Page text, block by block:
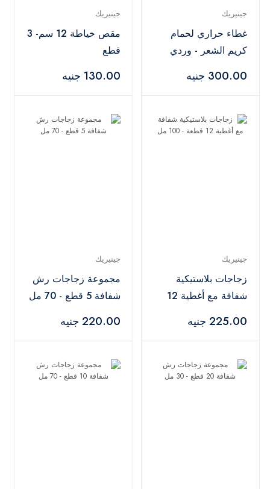
جينيريك
غطاء حراري لحمام
كريم الشعر - وردي
300.00 جنيه
جينيريك
مقص خياطة 12 سم- 3
قطع
130.00 جنيه
جينيريك
زجاجات بلاستيكية
شفافة مع أغطية 12
225.00 جنيه
جينيريك
مجموعة زجاجات رش
شفافة 5 قطع - 70 مل
220.00 جنيه